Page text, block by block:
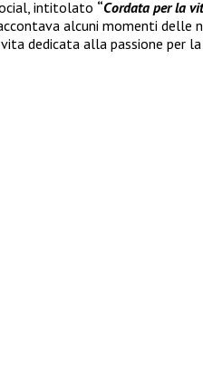
intitolato “Cordata per la
alcuni momenti delle
dedicata alla passione per